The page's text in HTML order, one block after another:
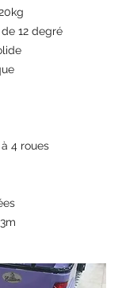
12 degré
4 roues